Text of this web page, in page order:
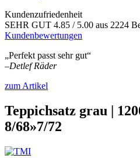
Kundenzufriedenheit
SEHR GUT 4.85 / 5.00 aus 2224
Kundenbewertungen
„Perfekt passt sehr gut“
–Detlef Räder
zum Artikel
Teppichsatz grau |
8/68»7/72